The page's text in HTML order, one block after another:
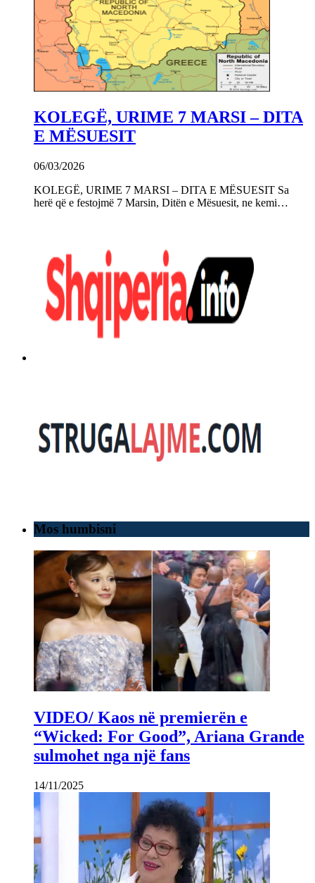
KOLEGË, URIME 7 MARSI – DITA
E MËSUESIT
06/03/2026
KOLEGË, URIME 7 MARSI – DITA E MËSUESIT Sa
herë që e festojmë 7 Marsin, Ditën e Mësuesit, ne kemi…
Mos humbisni
VIDEO/ Kaos në premierën e
“Wicked: For Good”, Ariana Grande
sulmohet nga një fans
14/11/2025